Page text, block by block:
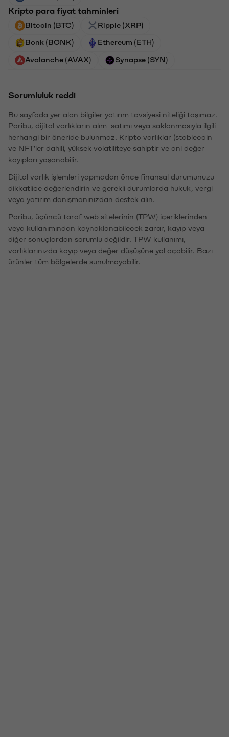
Kripto para fiyat tahminleri
Bitcoin (BTC) Ripple (XRP)
Bonk (BONK) Ethereum (ETH)
Avalanche (AVAX) Synapse (SYN)
Sorumluluk reddi
Bu sayfada yer alan bilgiler yatırım tavsiyesi niteliği taşımaz.
Paribu, dijital varlıkların alım-satımı veya saklanmasıyla ilgili
herhangi bir öneride bulunmaz. Kripto varlıklar (stablecoin
ve NFT'ler dahil), yüksek volatiliteye sahiptir ve ani değer
kayıpları yaşanabilir.
Dijital varlık işlemleri yapmadan önce finansal durumunuzu
dikkatlice değerlendirin ve gerekli durumlarda hukuk, vergi
veya yatırım danışmanınızdan destek alın.
Paribu, üçüncü taraf web sitelerinin (TPW) içeriklerinden
veya kullanımından kaynaklanabilecek zarar, kayıp veya
diğer sonuçlardan sorumlu değildir. TPW kullanımı,
varlıklarınızda kayıp veya değer düşüşüne yol açabilir. Bazı
ürünler tüm bölgelerde sunulmayabilir.